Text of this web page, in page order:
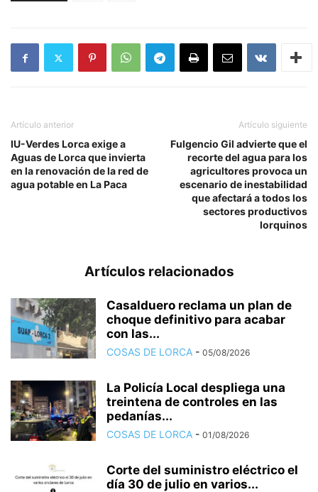
Artículo anterior
IU-Verdes Lorca exige a
Aguas de Lorca que invierta
en la renovación de la red de
agua potable en La Paca
Artículo siguiente
Fulgencio Gil advierte que el
recorte del agua para los
agricultores provoca un
escenario de inestabilidad
que afectará a todos los
sectores productivos
lorquinos
Artículos relacionados
Casalduero reclama un plan de
choque definitivo para acabar
con las...
COSAS DE LORCA - 05/08/2026
La Policía Local despliega una
treintena de controles en las
pedanías...
COSAS DE LORCA - 01/08/2026
Corte del suministro eléctrico el
día 30 de julio en varios...